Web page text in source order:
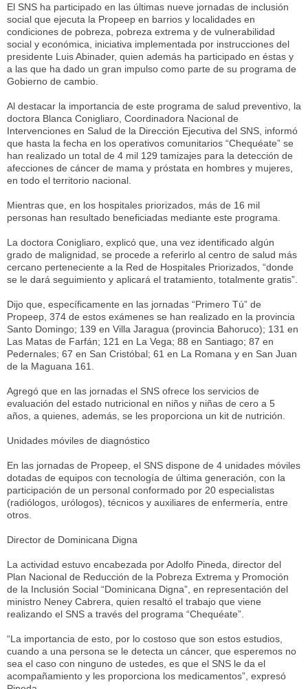
El SNS ha participado en las últimas nueve jornadas de inclusión
social que ejecuta la Propeep en barrios y localidades en
condiciones de pobreza, pobreza extrema y de vulnerabilidad
social y económica, iniciativa implementada por instrucciones del
presidente Luis Abinader, quien además ha participado en éstas y
a las que ha dado un gran impulso como parte de su programa de
Gobierno de cambio.
Al destacar la importancia de este programa de salud preventivo, la
doctora Blanca Conigliaro, Coordinadora Nacional de
Intervenciones en Salud de la Dirección Ejecutiva del SNS, informó
que hasta la fecha en los operativos comunitarios “Chequéate” se
han realizado un total de 4 mil 129 tamizajes para la detección de
afecciones de cáncer de mama y próstata en hombres y mujeres,
en todo el territorio nacional.
Mientras que, en los hospitales priorizados, más de 16 mil
personas han resultado beneficiadas mediante este programa.
La doctora Conigliaro, explicó que, una vez identificado algún
grado de malignidad, se procede a referirlo al centro de salud más
cercano perteneciente a la Red de Hospitales Priorizados, “donde
se le dará seguimiento y aplicará el tratamiento, totalmente gratis”.
Dijo que, específicamente en las jornadas “Primero Tú” de
Propeep, 374 de estos exámenes se han realizado en la provincia
Santo Domingo; 139 en Villa Jaragua (provincia Bahoruco); 131 en
Las Matas de Farfán; 121 en La Vega; 88 en Santiago; 87 en
Pedernales; 67 en San Cristóbal; 61 en La Romana y en San Juan
de la Maguana 161.
Agregó que en las jornadas el SNS ofrece los servicios de
evaluación del estado nutricional en niños y niñas de cero a 5
años, a quienes, además, se les proporciona un kit de nutrición.
Unidades móviles de diagnóstico
En las jornadas de Propeep, el SNS dispone de 4 unidades móviles
dotadas de equipos con tecnología de última generación, con la
participación de un personal conformado por 20 especialistas
(radiólogos, urólogos), técnicos y auxiliares de enfermería, entre
otros.
Director de Dominicana Digna
La actividad estuvo encabezada por Adolfo Pineda, director del
Plan Nacional de Reducción de la Pobreza Extrema y Promoción
de la Inclusión Social “Dominicana Digna”, en representación del
ministro Neney Cabrera, quien resaltó el trabajo que viene
realizando el SNS a través del programa “Chequéate”.
“La importancia de esto, por lo costoso que son estos estudios,
cuando a una persona se le detecta un cáncer, que esperemos no
sea el caso con ninguno de ustedes, es que el SNS le da el
acompañamiento y les proporciona los medicamentos”, expresó